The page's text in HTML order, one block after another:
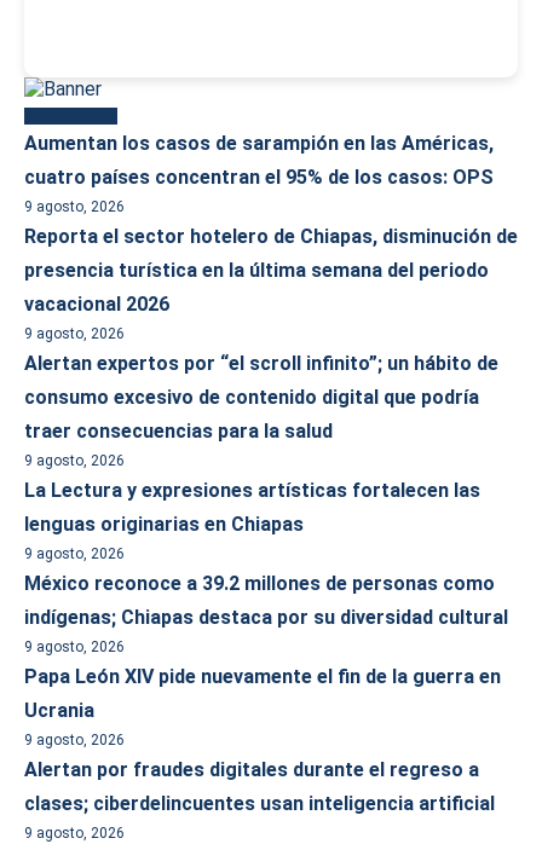
Aumentan los casos de sarampión en las Américas,
cuatro países concentran el 95% de los casos: OPS
9 agosto, 2026
Reporta el sector hotelero de Chiapas, disminución de
presencia turística en la última semana del periodo
vacacional 2026
9 agosto, 2026
Alertan expertos por “el scroll infinito”; un hábito de
consumo excesivo de contenido digital que podría
traer consecuencias para la salud
9 agosto, 2026
La Lectura y expresiones artísticas fortalecen las
lenguas originarias en Chiapas
9 agosto, 2026
México reconoce a 39.2 millones de personas como
indígenas; Chiapas destaca por su diversidad cultural
9 agosto, 2026
Papa León XIV pide nuevamente el fin de la guerra en
Ucrania
9 agosto, 2026
Alertan por fraudes digitales durante el regreso a
clases; ciberdelincuentes usan inteligencia artificial
9 agosto, 2026